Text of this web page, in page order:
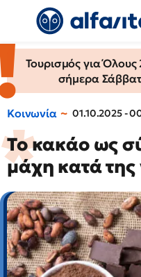
Τουρισμός για
σήμερα
Κοινωνία 01.10.2025 -
Το κακάο ως
μάχη κατά